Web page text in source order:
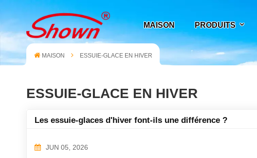
MAISON PRODUITS
MAISON ESSUIE-GLACE EN HIVER
ESSUIE-GLACE EN HIVER
Les essuie-glaces d'hiver font-ils une différence ?
JUN 05, 2026